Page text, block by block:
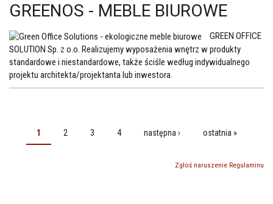
GREENOS - MEBLE BIUROWE
GREEN OFFICE
SOLUTION Sp. z o.o. Realizujemy wyposażenia wnętrz w produkty
standardowe i niestandardowe, także ściśle według indywidualnego
projektu architekta/projektanta lub inwestora.
STRONY
1 2 3 4 następna › ostatnia »
Zgłoś naruszenie Regulaminu